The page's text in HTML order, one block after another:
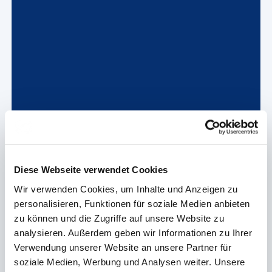
Diese Webseite verwendet Cookies
Wir verwenden Cookies, um Inhalte und Anzeigen zu
personalisieren, Funktionen für soziale Medien anbieten
zu können und die Zugriffe auf unsere Website zu
analysieren. Außerdem geben wir Informationen zu Ihrer
Verwendung unserer Website an unsere Partner für
soziale Medien, Werbung und Analysen weiter. Unsere